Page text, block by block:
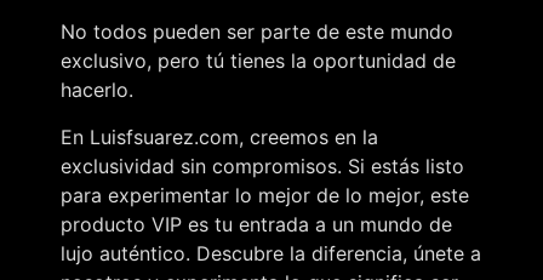
No todos pueden ser parte de este mundo
exclusivo, pero tú tienes la oportunidad de
hacerlo.
En Luisfsuarez.com, creemos en la
exclusividad sin compromisos. Si estás listo
para experimentar lo mejor de lo mejor, este
producto VIP es tu entrada a un mundo de
lujo auténtico. Descubre la diferencia, únete a